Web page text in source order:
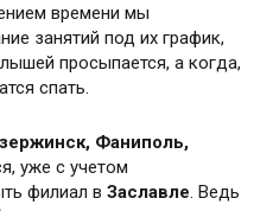
времени мы
занятий под их график,
просыпается, а когда,
спать.
Фаниполь,
уже с учетом
филиал в Заславле. Ведь